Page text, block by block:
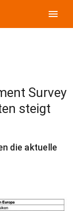
menu
Survey
steigt
die aktuelle